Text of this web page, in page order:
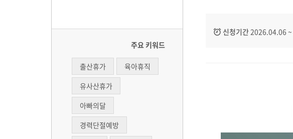
주요 키워드
출산휴가
육아휴직
유사산휴가
아빠의달
경력단절예방
신청기간2026.04.06 ~